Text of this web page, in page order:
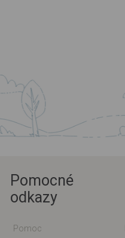
Pomocné
odkazy
Pomoc